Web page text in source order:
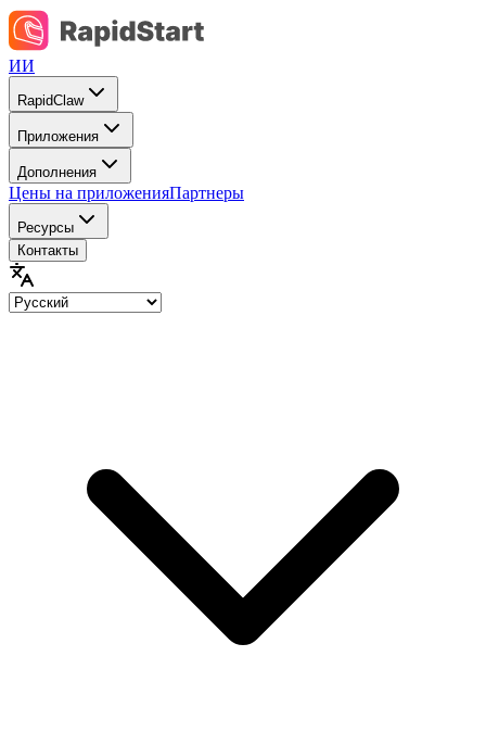
ИИ
RapidClaw
Приложения
Дополнения
Цены на приложенияПартнеры
Ресурсы
Контакты